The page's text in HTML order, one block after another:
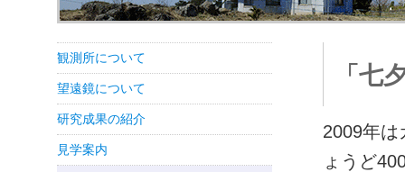
「七
2009年は
ょうど
観測所について
望遠鏡について
研究成果の紹介
見学案内